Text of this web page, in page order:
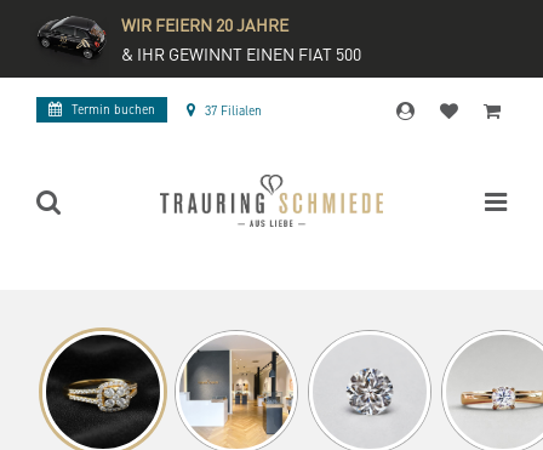
WIR FEIERN 20 JAHRE
& IHR GEWINNT EINEN FIAT 500
Termin buchen 37 Filialen